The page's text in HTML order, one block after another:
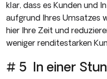
klar, dass es Kunden und
aufgrund Ihres Umsatzes
hier Ihre Zeit und
weniger renditestarken
# 5 In einer